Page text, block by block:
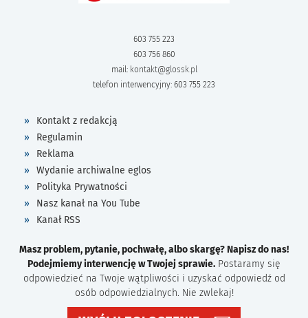
603 755 223
603 756 860
mail: kontakt@glossk.pl
telefon interwencyjny: 603 755 223
Kontakt z redakcją
Regulamin
Reklama
Wydanie archiwalne eglos
Polityka Prywatności
Nasz kanał na You Tube
Kanał RSS
Masz problem, pytanie, pochwałę, albo skargę? Napisz do nas!
Podejmiemy interwencję w Twojej sprawie. Postaramy się
odpowiedzieć na Twoje wątpliwości i uzyskać odpowiedź od
osób odpowiedzialnych. Nie zwlekaj!